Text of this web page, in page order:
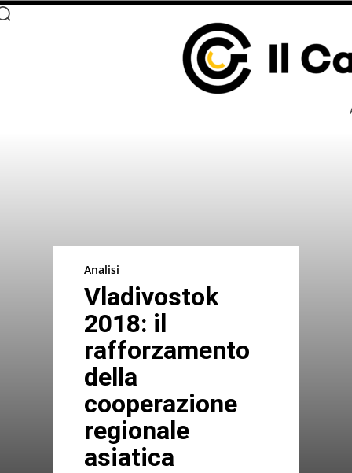
Analisi
Vladivostok
2018: il
rafforzamento
della
cooperazione
regionale
asiatica